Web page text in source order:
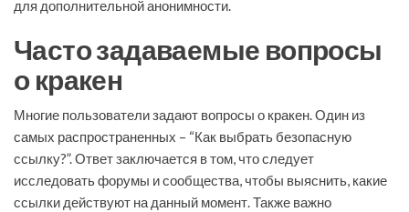
для дополнительной анонимности.
Часто задаваемые вопросы
о кракен
Многие пользователи задают вопросы о кракен. Один из
самых распространенных – “Как выбрать безопасную
ссылку?”. Ответ заключается в том, что следует
исследовать форумы и сообщества, чтобы выяснить, какие
ссылки действуют на данный момент. Также важно